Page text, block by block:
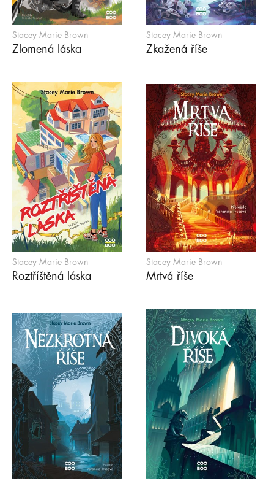
Stacey Marie Brown
Zlomená láska
Stacey Marie Brown
Zkažená říše
Stacey Marie Brown
Roztříštěná láska
Stacey Marie Brown
Mrtvá říše